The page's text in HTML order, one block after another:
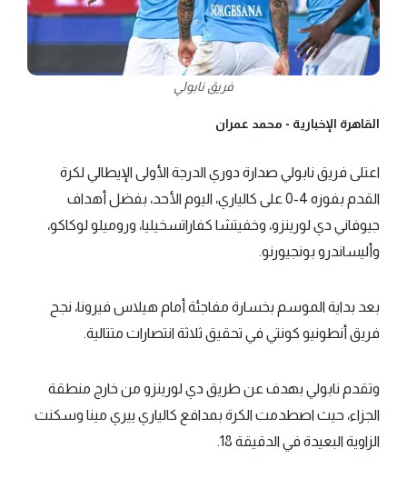
فريق نابولي
القاهرة الإخبارية - محمد عمران
اعتلى فريق نابولي صدارة دوري الدرجة الأولى الإيطالي لكرة
القدم بفوزه 4-0 على كالياري، اليوم الأحد، بفضل أهداف
جيوفاني دي لورينزو، وخفيتشا كفاراتسخيليا، وروميلو لوكاكو،
وأليساندرو بونجيورنو.
بعد بداية الموسم بخسارة مفاجئة أمام هيلاس فيرونا، نجح
فريق أنطونيو كونتي في تحقيق ثلاثة انتصارات متتالية.
وتقدم نابولي بهدف عن طريق دي لورينزو من خارج منطقة
الجزاء، حيث اصطدمت الكرة بمدافع كالياري ييري مينا وسكنت
الزاوية البعيدة في الدقيقة 18.